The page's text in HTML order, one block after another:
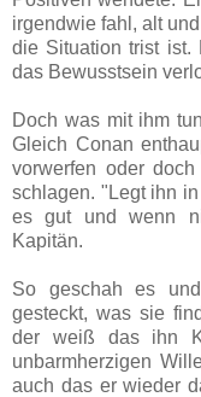
irgendwie fahl, alt
die Situation trist ist.
das Bewusstsein
Doch was mit ihm
Gleich Conan
vorwerfen oder
schlagen. "Legt ihn
es gut und wenn
Kapitän.
So geschah es
gesteckt, was sie
der weiß das ihn
unbarmherzigen
auch das er wieder